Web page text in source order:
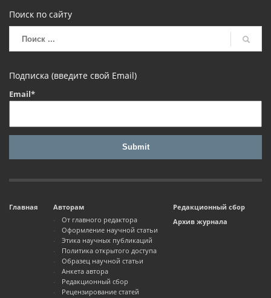
Поиск по сайту
Подписка (введите свой Email)
Email*
Главная
Авторам
От главного редактора
Оформление научной статьи
Этика научных публикаций
Политика открытого доступа
Образец научной статьи
Анкета автора
Редакционный сбор
Рецензирование статей
Редакционный сбор
Архив журнала